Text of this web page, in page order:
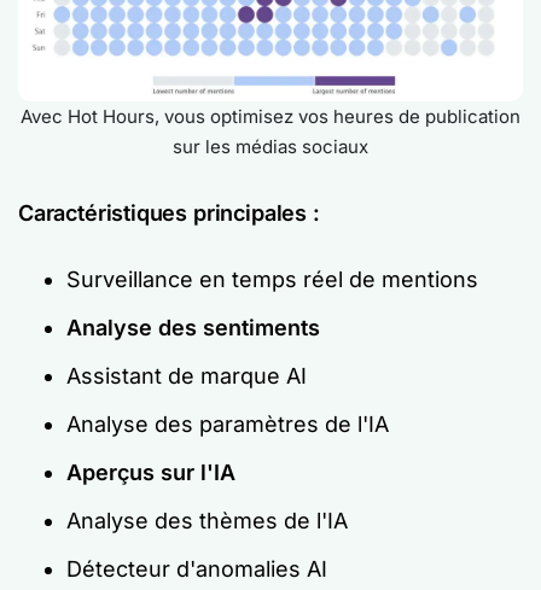
Avec Hot Hours, vous optimisez vos heures de publication
sur les médias sociaux
Caractéristiques principales :
Surveillance en temps réel de mentions
Analyse des sentiments
Assistant de marque AI
Analyse des paramètres de l'IA
Aperçus sur l'IA
Analyse des thèmes de l'IA
Détecteur d'anomalies AI